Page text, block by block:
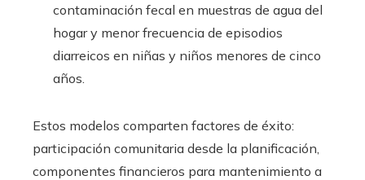
contaminación fecal en muestras de agua del
hogar y menor frecuencia de episodios
diarreicos en niñas y niños menores de cinco
años.
Estos modelos comparten factores de éxito:
participación comunitaria desde la planificación,
componentes financieros para mantenimiento a